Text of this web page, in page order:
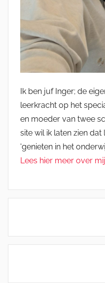
Ik ben juf Inger; de
leerkracht op het
en moeder van twee
site wil ik laten zien
'genieten in het
Lees hier meer over